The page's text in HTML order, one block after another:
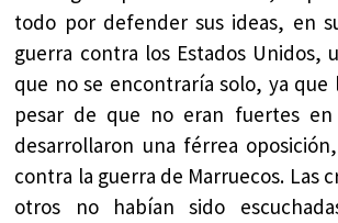
todo por defender sus ideas, en
guerra contra los Estados Unidos,
que no se encontraría solo, ya que
pesar de que no eran fuertes en
desarrollaron una férrea
contra la guerra de Marruecos. Las
otros no habían sido